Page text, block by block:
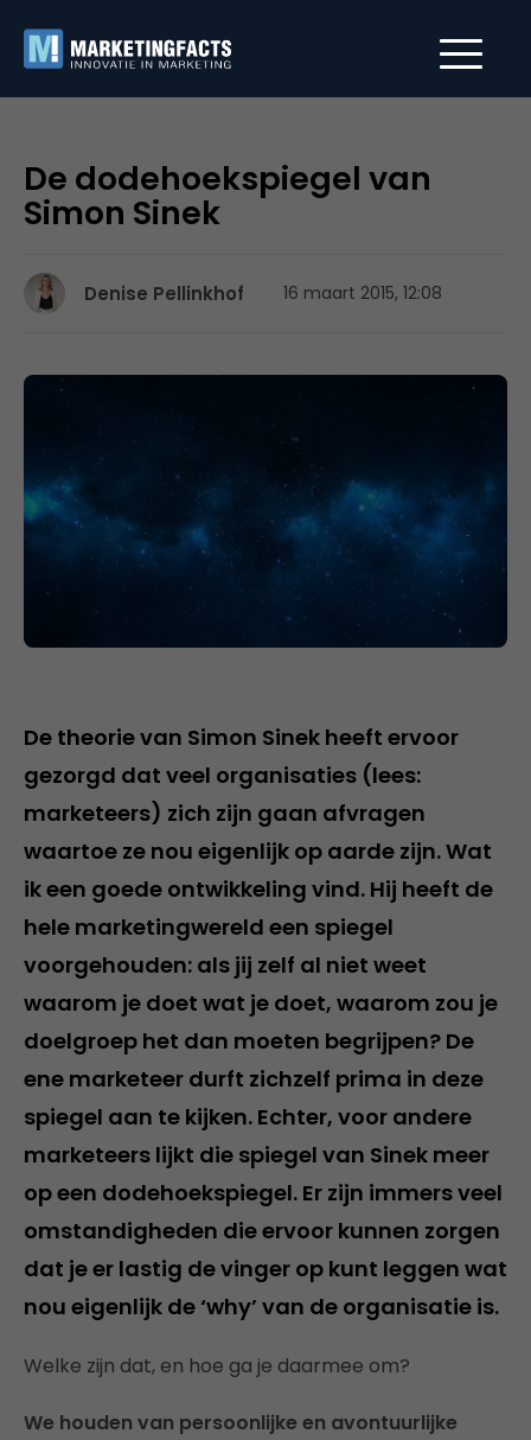
De dodehoekspiegel van
Simon Sinek
Denise Pellinkhof 16 maart 2015, 12:08
De theorie van Simon Sinek heeft ervoor
gezorgd dat veel organisaties (lees:
marketeers) zich zijn gaan afvragen
waartoe ze nou eigenlijk op aarde zijn. Wat
ik een goede ontwikkeling vind. Hij heeft de
hele marketingwereld een spiegel
voorgehouden: als jij zelf al niet weet
waarom je doet wat je doet, waarom zou je
doelgroep het dan moeten begrijpen? De
ene marketeer durft zichzelf prima in deze
spiegel aan te kijken. Echter, voor andere
marketeers lijkt die spiegel van Sinek meer
op een dodehoekspiegel. Er zijn immers veel
omstandigheden die ervoor kunnen zorgen
dat je er lastig de vinger op kunt leggen wat
nou eigenlijk de ‘why’ van de organisatie is.
Welke zijn dat, en hoe ga je daarmee om?
We houden van persoonlijke en avontuurlijke